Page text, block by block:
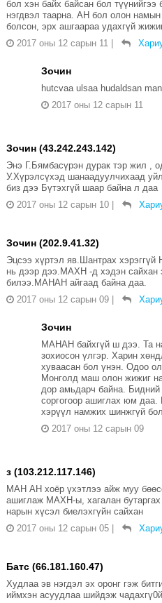
бол хэн байх байсан бол
нэгдвэл таарна. АН бол олон
болсон, эрх ашгаараа удахгүй
2017 оны 12 сарын 11
Зочин
hutcvaa ulsaa hudaldsan
2017 оны 12 сарын 11
Зочин (43.242.243.142)
Энэ Г.Бямбасүрэн дурак тэр жил ,
У.Хүрэлсүхэд шанаадуулчихаад
биз дээ Бүтэхгүй шаар байна л даа
2017 оны 12 сарын 10
Зочин (202.9.41.32)
Эцсээ хүртэл яв.Шантрах хэрэггүй
нь дээр дээ.МАХН -д хэдэн сайхан
билээ.МАНАН айгаад байна даа.
2017 оны 12 сарын 09
Зочин
МАНАН байхгүй ш дээ. Та
зохиосон үлгэр. Харин
хуваасан бол үнэн. Одоо
Монголд маш олон жижиг
дор амьдарч байна.
соргогоор ашиглах юм даа.
хэрүүл намжих шинжгүй
2017 оны 12 сарын 09
з (103.212.117.146)
МАН АН хоёр үхэтлээ айж муу
ашиглаж МАХН-ы, хагалан бутаргах
нарын хүсэл биелэхгүйн сайхан
2017 оны 12 сарын 05
Батс (66.181.160.47)
Худлаа эв нэгдэл эх оронг гэж
иймхэн асуудлаа шийдэж